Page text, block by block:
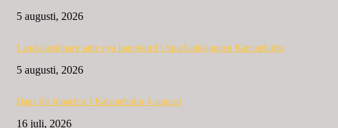
5 augusti, 2026
Landslagslöpare satte nya banrekord i Sparbanksjoggen Katrineholm
5 augusti, 2026
Dags för löparfest i Katrineholm 4 augusti
16 juli, 2026